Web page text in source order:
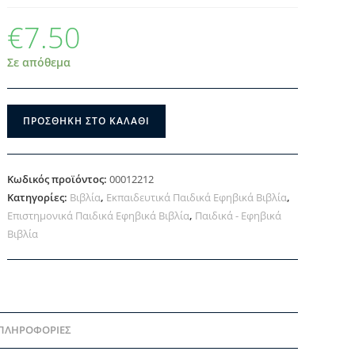
€7.50
Σε απόθεμα
ΠΡΟΣΘΉΚΗ ΣΤΟ ΚΑΛΆΘΙ
Κωδικός προϊόντος:00012212
Κατηγορίες: Βιβλία, Εκπαιδευτικά Παιδικά Εφηβικά Βιβλία,
Επιστημονικά Παιδικά Εφηβικά Βιβλία, Παιδικά - Εφηβικά
Βιβλία